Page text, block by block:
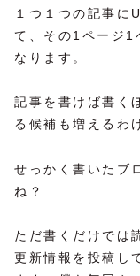
１つ１つの記事に
て、その1ページ
なります。
記事を書けば書く
る候補も増えるわ
せっかく書いたブ
ね？
ただ書くだけでは
更新情報を投稿し